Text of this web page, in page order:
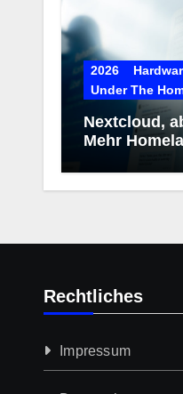
2026
Under The
Nextcloud,
Mehr
Rechtliches
Impressum